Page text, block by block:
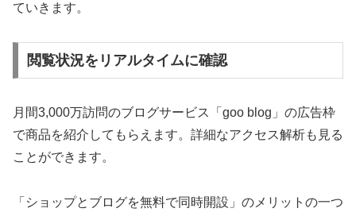
ていきます。
閲覧状況をリアルタイムに確認
月間3,000万訪問のブログサービス「goo blog」の広告枠
で商品を紹介してもらえます。詳細なアクセス解析も見る
ことができます。
「ショップとブログを無料で同時開設」のメリットの一つ